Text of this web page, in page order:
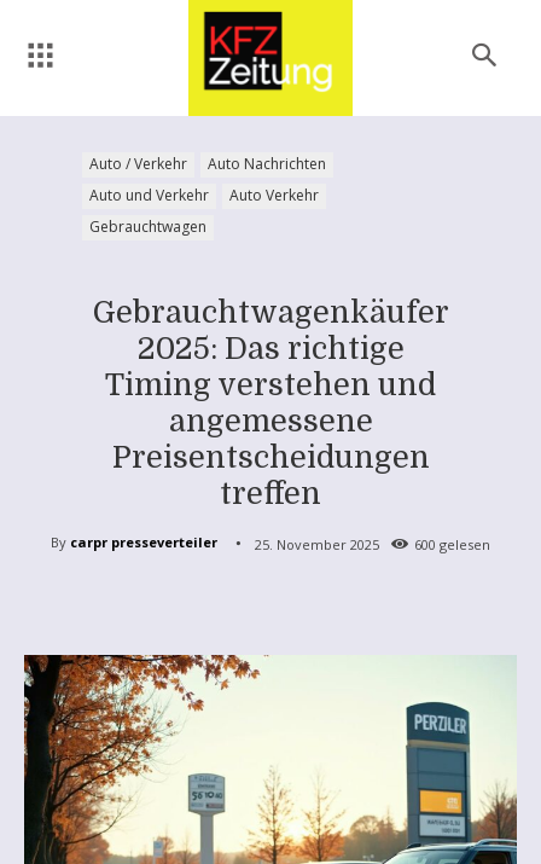
Auto / Verkehr
Auto Nachrichten
Auto und Verkehr
Auto Verkehr
Gebrauchtwagen
Gebrauchtwagenkäufer
2025: Das richtige
Timing verstehen und
angemessene
Preisentscheidungen
treffen
By carpr presseverteiler 25. November 2025 600 gelesen